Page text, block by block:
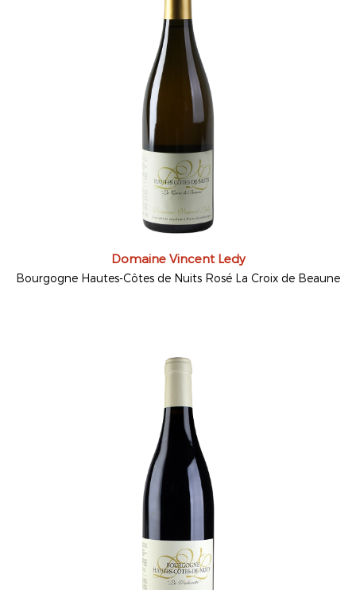
Domaine Vincent Ledy
Bourgogne Hautes-Côtes de Nuits Rosé La Croix de Beaune